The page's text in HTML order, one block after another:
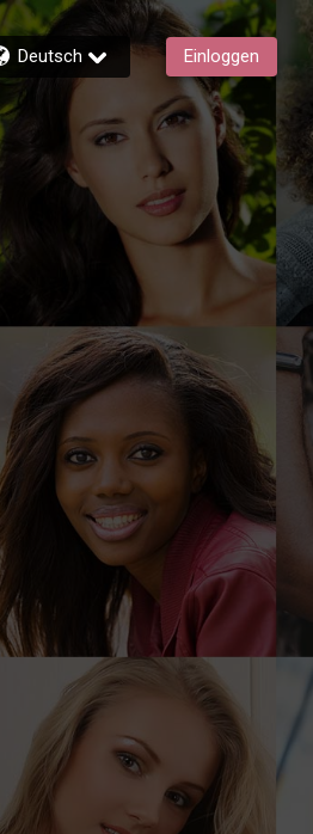
Deutsch Einloggen